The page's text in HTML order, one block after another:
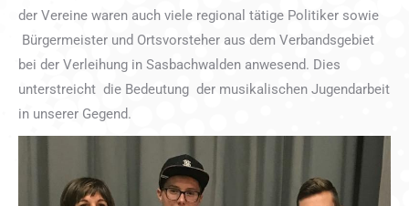
der Vereine waren auch viele regional tätige Politiker sowie
Bürgermeister und Ortsvorsteher aus dem Verbandsgebiet
bei der Verleihung in Sasbachwalden anwesend. Dies
unterstreicht die Bedeutung der musikalischen Jugendarbeit
in unserer Gegend.